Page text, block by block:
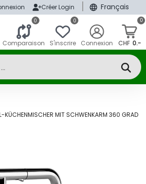
Créer Login Français
0
Comparaison
0
S'inscrire Connexion
0
CHF 0.-
MIT SCHWENKARM 360 GRAD